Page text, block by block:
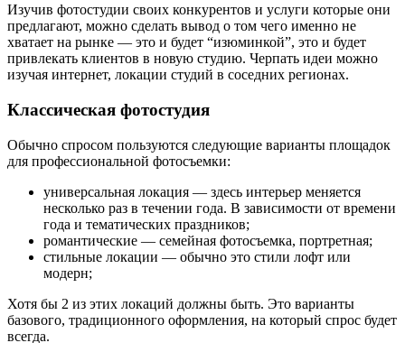
Изучив фотостудии своих конкурентов и услуги которые они
предлагают, можно сделать вывод о том чего именно не
хватает на рынке — это и будет “изюминкой”, это и будет
привлекать клиентов в новую студию. Черпать идеи можно
изучая интернет, локации студий в соседних регионах.
Классическая фотостудия
Обычно спросом пользуются следующие варианты площадок
для профессиональной фотосъемки:
универсальная локация — здесь интерьер меняется
несколько раз в течении года. В зависимости от времени
года и тематических праздников;
романтические — семейная фотосъемка, портретная;
стильные локации — обычно это стили лофт или
модерн;
Хотя бы 2 из этих локаций должны быть. Это варианты
базового, традиционного оформления, на который спрос будет
всегда.